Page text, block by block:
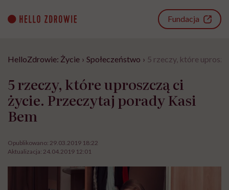
content
Fundacja
HelloZdrowie: Życie › Społeczeństwo › 5 rzeczy, które
5 rzeczy, które uproszczą ci
życie. Przeczytaj porady Kasi
Bem
Opublikowano: 29.03.2019 18:22
Aktualizacja: 24.04.2019 12:01